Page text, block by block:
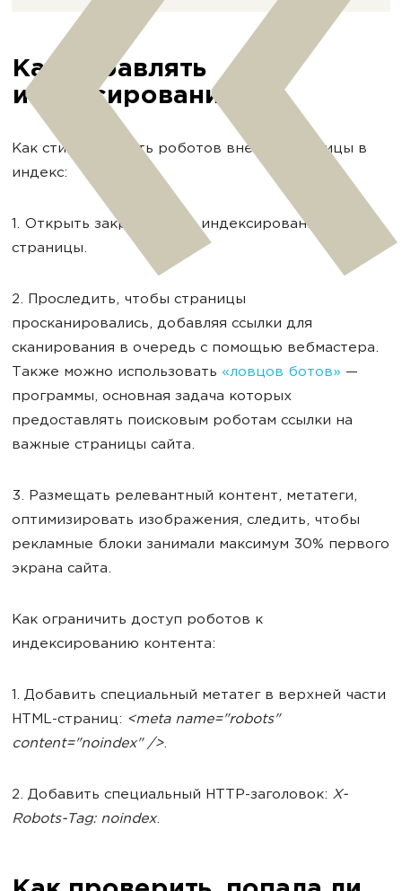
Как управлять
индексированием?
Как стимулировать роботов внести страницы в
индекс:
1. Открыть закрытые для индексирования
страницы.
2. Проследить, чтобы страницы
просканировались, добавляя ссылки для
сканирования в очередь с помощью вебмастера.
Также можно использовать «ловцов ботов» —
программы, основная задача которых
предоставлять поисковым роботам ссылки на
важные страницы сайта.
3. Размещать релевантный контент, метатеги,
оптимизировать изображения, следить, чтобы
рекламные блоки занимали максимум 30% первого
экрана сайта.
Как ограничить доступ роботов к
индексированию контента:
1. Добавить специальный метатег в верхней части
HTML-страниц: <meta name="robots"
content="noindex" />.
2. Добавить специальный HTTP-заголовок: X-
Robots-Tag: noindex.